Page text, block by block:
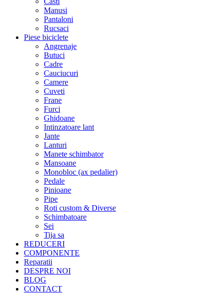
Manusi
Pantaloni
Rucsaci
Piese biciclete
Angrenaje
Butuci
Cadre
Cauciucuri
Camere
Cuveti
Frane
Furci
Ghidoane
Intinzatoare lant
Jante
Lanturi
Manete schimbator
Mansoane
Monobloc (ax pedalier)
Pedale
Pinioane
Pipe
Roti custom & Diverse
Schimbatoare
Sei
Tija sa
REDUCERI
COMPONENTE
Reparatii
DESPRE NOI
BLOG
CONTACT